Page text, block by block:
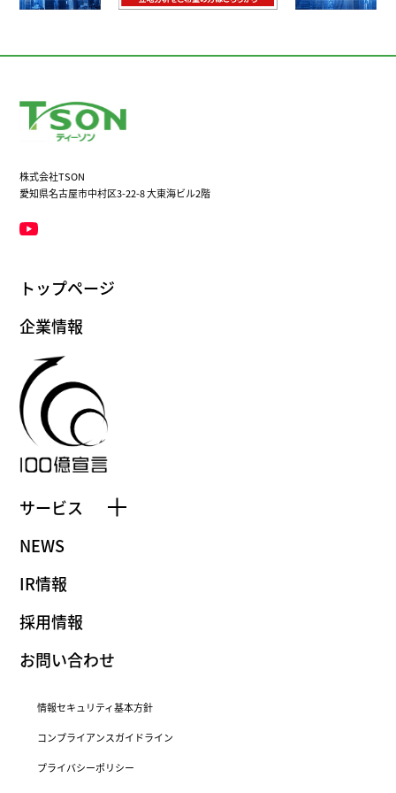
株式会社TSON
愛知県名古屋市中村区3-22-8 大東海ビル2階
トップページ
企業情報
サービス
NEWS
IR情報
採用情報
お問い合わせ
情報セキュリティ基本方針
コンプライアンスガイドライン
プライバシーポリシー